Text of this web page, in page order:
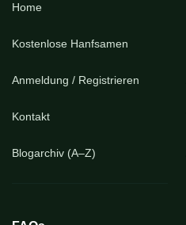
Home
Kostenlose Hanfsamen
Anmeldung / Registrieren
Kontakt
Blogarchiv (A–Z)